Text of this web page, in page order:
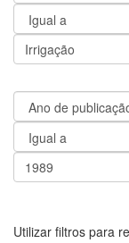
Utilizar filtros para